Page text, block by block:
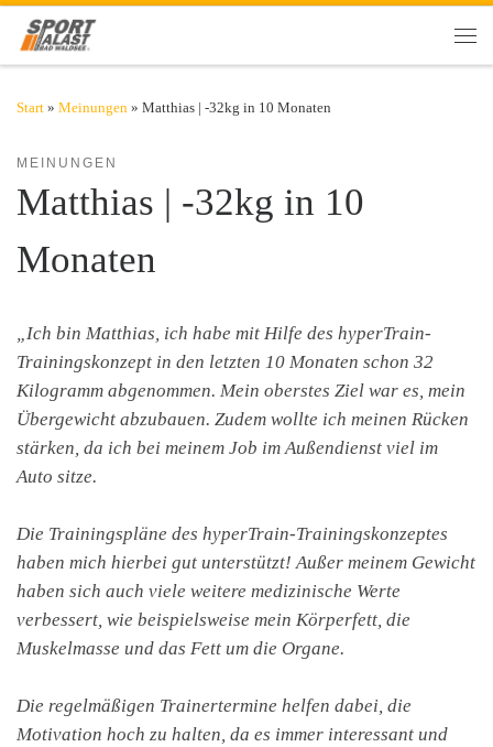
Zum Inhalt springen
Start » Meinungen » Matthias | -32kg in 10 Monaten
MEINUNGEN
Matthias | -32kg in 10
Monaten
„Ich bin Matthias, ich habe mit Hilfe des hyperTrain-
Trainingskonzept in den letzten 10 Monaten schon 32
Kilogramm abgenommen. Mein oberstes Ziel war es, mein
Übergewicht abzubauen. Zudem wollte ich meinen Rücken
stärken, da ich bei meinem Job im Außendienst viel im
Auto sitze.
Die Trainingspläne des hyperTrain-Trainingskonzeptes
haben mich hierbei gut unterstützt! Außer meinem Gewicht
haben sich auch viele weitere medizinische Werte
verbessert, wie beispielsweise mein Körperfett, die
Muskelmasse und das Fett um die Organe.
Die regelmäßigen Trainertermine helfen dabei, die
Motivation hoch zu halten, da es immer interessant und